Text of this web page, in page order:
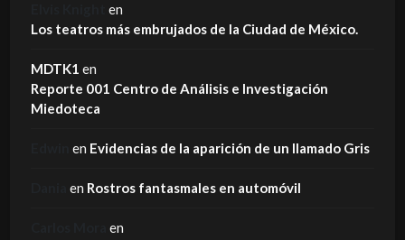
en
Los teatros más embrujados de la Ciudad de México.
MDTK1 en
Reporte 001 Centro de Análisis e Investigación
Miedoteca
en Evidencias de la aparición de un llamado Gris
en Rostros fantasmales en automóvil
en